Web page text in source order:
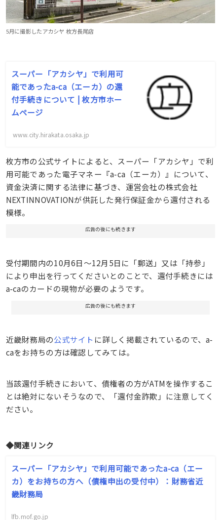
5月に撮影したアカシヤ 枚方長尾店
スーパー「アカシヤ」で利用可
能であったa-ca（エーカ）の還
付手続きについて | 枚方市ホー
ムページ
www.city.hirakata.osaka.jp
枚方市の公式サイトによると、スーパー「アカシヤ」で利
用可能であった電子マネー『a-ca（エーカ）』について、
資金決済に関する法律に基づき、運営会社の株式会社
NEXTINNOVATIONが供託した発行保証金から還付される
模様。
広告の後にも続きます
受付期間内の10月6日～12月5日に「郵送」又は「持参」
により申出を行ってくださいとのことで、還付手続きには
a-caのカードの現物が必要のようです。
広告の後にも続きます
近畿財務局の公式サイト に詳しく掲載されているので、a-
caをお持ちの方は確認してみては。
当該還付手続きにおいて、債権者の方がATMを操作するこ
とは絶対にないそうなので、「還付金詐欺」に注意してく
ださい。
◆関連リンク
スーパー「アカシヤ」で利用可能であったa-ca（エー
カ）をお持ちの方へ（債権申出の受付中）：財務省近
畿財務局
lfb.mof.go.jp